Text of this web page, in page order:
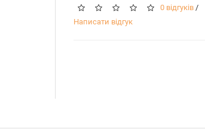
0 відгуків /
Написати відгук